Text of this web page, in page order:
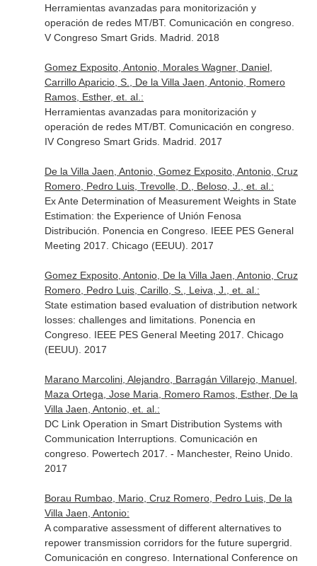
Herramientas avanzadas para monitorización y
operación de redes MT/BT. Comunicación en congreso.
V Congreso Smart Grids. Madrid. 2018
Gomez Exposito, Antonio, Morales Wagner, Daniel,
Carrillo Aparicio, S., De la Villa Jaen, Antonio, Romero
Ramos, Esther, et. al.:
Herramientas avanzadas para monitorización y
operación de redes MT/BT. Comunicación en congreso.
IV Congreso Smart Grids. Madrid. 2017
De la Villa Jaen, Antonio, Gomez Exposito, Antonio, Cruz
Romero, Pedro Luis, Trevolle, D., Beloso, J., et. al.:
Ex Ante Determination of Measurement Weights in State
Estimation: the Experience of Unión Fenosa
Distribución. Ponencia en Congreso. IEEE PES General
Meeting 2017. Chicago (EEUU). 2017
Gomez Exposito, Antonio, De la Villa Jaen, Antonio, Cruz
Romero, Pedro Luis, Carillo, S., Leiva, J., et. al.:
State estimation based evaluation of distribution network
losses: challenges and limitations. Ponencia en
Congreso. IEEE PES General Meeting 2017. Chicago
(EEUU). 2017
Marano Marcolini, Alejandro, Barragán Villarejo, Manuel,
Maza Ortega, Jose Maria, Romero Ramos, Esther, De la
Villa Jaen, Antonio, et. al.:
DC Link Operation in Smart Distribution Systems with
Communication Interruptions. Comunicación en
congreso. Powertech 2017. - Manchester, Reino Unido.
2017
Borau Rumbao, Mario, Cruz Romero, Pedro Luis, De la
Villa Jaen, Antonio:
A comparative assessment of different alternatives to
repower transmission corridors for the future supergrid.
Comunicación en congreso. International Conference on